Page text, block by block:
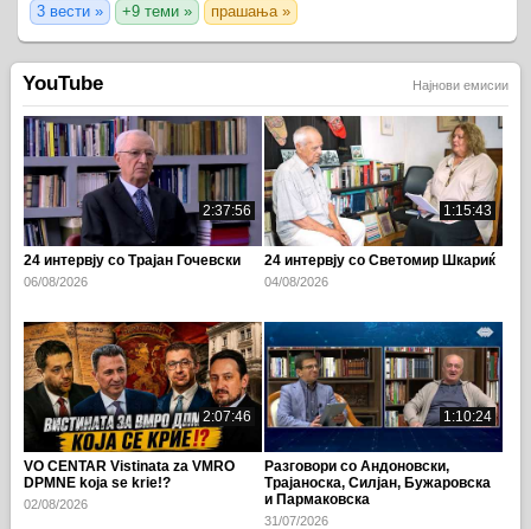
3 вести »
+9 теми » прашања »
YouTube Најнови емисии
2:37:56
24 интервју со Трајан Гочевски
06/08/2026
1:15:43
24 интервју со Светомир Шкариќ
04/08/2026
2:07:46
VO CENTAR Vistinata za VMRO
DPMNE koja se krie!?
02/08/2026
1:10:24
Разговори со Андоновски,
Трајаноска, Силјан, Бужаровска
и Пармаковска
31/07/2026